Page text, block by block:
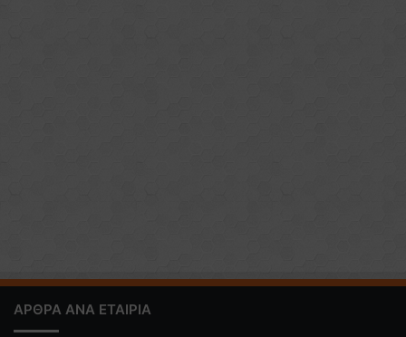
ΑΡΘΡΑ ΑΝΑ ΕΤΑΙΡΙΑ